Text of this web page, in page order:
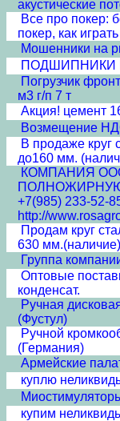
акустические
Все про покер:
покер, как
Мошенники на
ПОДШИПНИКИ
Погрузчик
м3 г/п 7 т
Акция! цемент
Возмещение
В продаже
до160 мм.
КОМПАНИЯ
+7(985) 233-52-
http://
Продам круг
630 мм.(наличие)
Группа
Оптовые
конденсат.
Ручная
(Фустул)
Ручной
(Германия)
Армейские
куплю
купим